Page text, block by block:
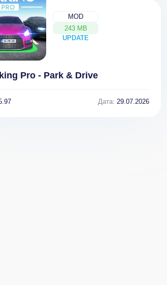
MOD
243 MB
UPDATE
NEW
Pro - Park & Drive
Дата: 29.07.2026